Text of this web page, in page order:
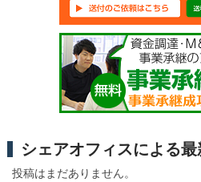
シェアオフィスによる
投稿はまだありません。